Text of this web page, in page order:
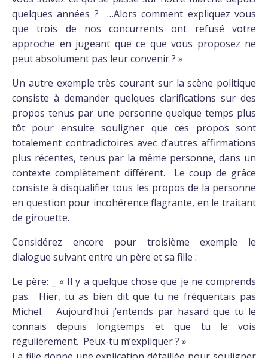
quelques années ? …Alors comment expliquez vous
que trois de nos concurrents ont refusé votre
approche en jugeant que ce que vous proposez ne
peut absolument pas leur convenir ? »
Un autre exemple très courant sur la scène politique
consiste à demander quelques clarifications sur des
propos tenus par une personne quelque temps plus
tôt pour ensuite souligner que ces propos sont
totalement contradictoires avec d’autres affirmations
plus récentes, tenus par la même personne, dans un
contexte complètement différent. Le coup de grâce
consiste à disqualifier tous les propos de la personne
en question pour incohérence flagrante, en le traitant
de girouette.
Considérez encore pour troisième exemple le
dialogue suivant entre un père et sa fille :
Le père: _ « Il y a quelque chose que je ne comprends
pas. Hier, tu as bien dit que tu ne fréquentais pas
Michel. Aujourd’hui j’entends par hasard que tu le
connais depuis longtemps et que tu le vois
régulièrement. Peux-tu m’expliquer ? »